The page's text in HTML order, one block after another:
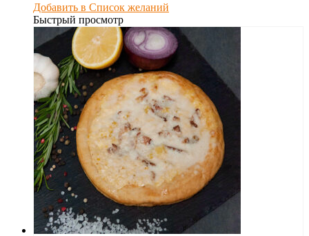
Добавить в Список желаний
Быстрый просмотр